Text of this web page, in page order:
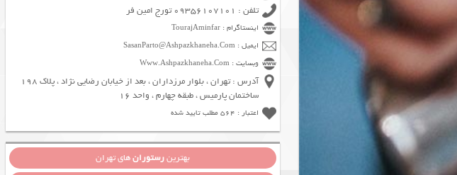
تلفن : 09356107101 تورج امین فر
اینستاگرام : TourajAminfar
ایمیل : SasanParto@Ashpazkhaneha.Com
وبسایت : Www.Ashpazkhaneha.Com
آدرس : تهران ، بلوار مرزداران ، بعد از خیابان رضایی نژاد ، پلاک 198
ساختمان پارمیس ، طبقه چهارم ، واحد 16
اعتبار : 564 مطلب تایید شده
بهترینرستورانهای تهران